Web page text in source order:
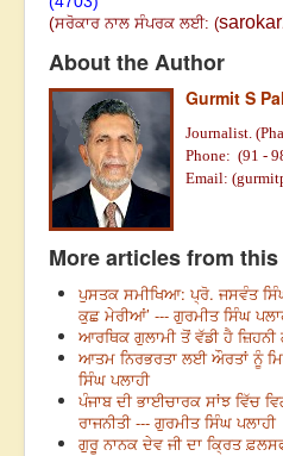
(ਸਰੋਕਾਰ ਨਾਲ ਸੰਪਰਕ ਲਈ: (
About the Author
Gurmit S
Journalist.
Phone: (91 -
Email: (
More articles from
ਪੁਸਤਕ ਸਮੀਖਿਆ: ਪ੍ਰੋ. ਜਸਵੰਤ
ਕੁਛ ਮੇਰੀਆਂ’ --- ਗੁਰਮੀਤ ਸਿੰਘ
ਆਰਥਿਕ ਗੁਲਾਮੀ ਤੋਂ ਵੱਡੀ ਹੈ ਜ਼ਿਹਨੀ
ਆਤਮ ਨਿਰਭਰਤਾ ਲਈ ਔਰਤਾਂ ਨੂੰ
ਸਿੰਘ ਪਲਾਹੀ
ਪੰਜਾਬ ਦੀ ਭਾਈਚਾਰਕ ਸਾਂਝ ਵਿੱਚ
ਰਾਜਨੀਤੀ --- ਗੁਰਮੀਤ ਸਿੰਘ ਪਲਾਹੀ
ਗੁਰੂ ਨਾਨਕ ਦੇਵ ਜੀ ਦਾ ਕ੍ਰਿਤ